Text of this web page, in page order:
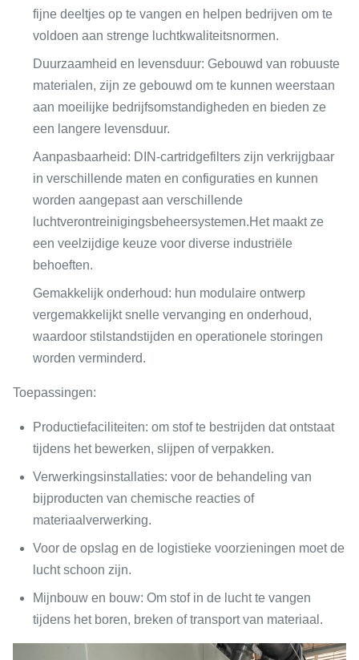
fijne deeltjes op te vangen en helpen bedrijven om te
voldoen aan strenge luchtkwaliteitsnormen.
Duurzaamheid en levensduur: Gebouwd van robuuste
materialen, zijn ze gebouwd om te kunnen weerstaan
aan moeilijke bedrijfsomstandigheden en bieden ze
een langere levensduur.
Aanpasbaarheid: DIN-cartridgefilters zijn verkrijgbaar
in verschillende maten en configuraties en kunnen
worden aangepast aan verschillende
luchtverontreinigingsbeheersystemen.Het maakt ze
een veelzijdige keuze voor diverse industriële
behoeften.
Gemakkelijk onderhoud: hun modulaire ontwerp
vergemakkelijkt snelle vervanging en onderhoud,
waardoor stilstandstijden en operationele storingen
worden verminderd.
Toepassingen:
Productiefaciliteiten: om stof te bestrijden dat ontstaat
tijdens het bewerken, slijpen of verpakken.
Verwerkingsinstallaties: voor de behandeling van
bijproducten van chemische reacties of
materiaalverwerking.
Voor de opslag en de logistieke voorzieningen moet de
lucht schoon zijn.
Mijnbouw en bouw: Om stof in de lucht te vangen
tijdens het boren, breken of transport van materiaal.